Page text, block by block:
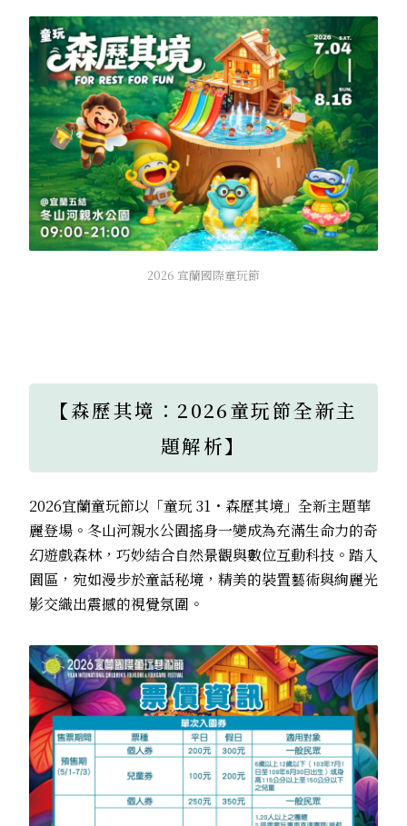
2026 宜蘭國際童玩節
【森歷其境：2026童玩節全新主
題解析】
2026宜蘭童玩節以「童玩 31・森歷其境」全新主題華
麗登場。冬山河親水公園搖身一變成為充滿生命力的奇
幻遊戲森林，巧妙結合自然景觀與數位互動科技。踏入
園區，宛如漫步於童話秘境，精美的裝置藝術與絢麗光
影交織出震撼的視覺氛圍。